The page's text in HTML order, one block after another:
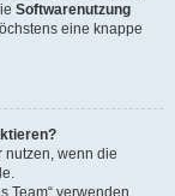
Softwarenutzung
eine knappe
nutzen, wenn die
Team“ verwenden.